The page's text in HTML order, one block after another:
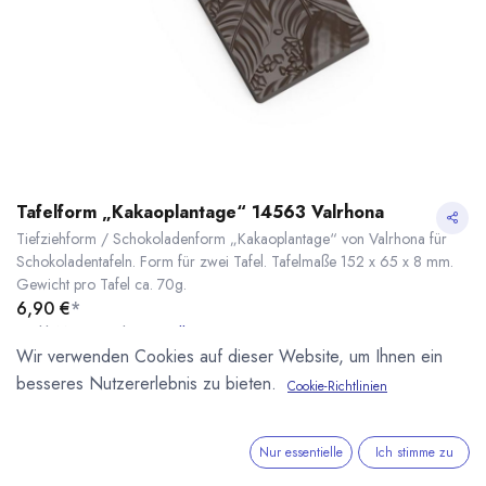
Tafelform „Kakaoplantage“ 14563 Valrhona
Tiefziehform / Schokoladenform „Kakaoplantage“ von Valrhona für
Schokoladentafeln. Form für zwei Tafel. Tafelmaße 152 x 65 x 8 mm.
Gewicht pro Tafel ca. 70g.
6,90 €*
* inkl. MwST. zzgl. Versandkosten
Lieferzeit: sofort lieferbar
Wir verwenden Cookies auf dieser Website, um Ihnen ein
besseres Nutzererlebnis zu bieten.
Cookie-Richtlinien
Nur essentielle Ich stimme zu